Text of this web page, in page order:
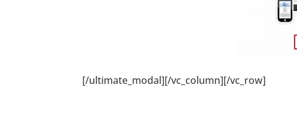
[/ultimate_modal][/vc_column][/vc_row]